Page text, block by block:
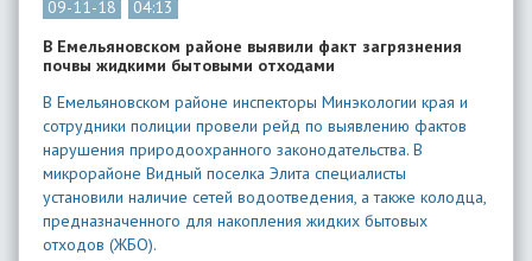
09-11-18
04:13
В Емельяновском районе выявили факт загрязнения
почвы жидкими бытовыми отходами
В Емельяновском районе инспекторы Минэкологии края и
сотрудники полиции провели рейд по выявлению фактов
нарушения природоохранного законодательства. В
микрорайоне Видный поселка Элита специалисты
установили наличие сетей водоотведения, а также колодца,
предназначенного для накопления жидких бытовых
отходов (ЖБО).